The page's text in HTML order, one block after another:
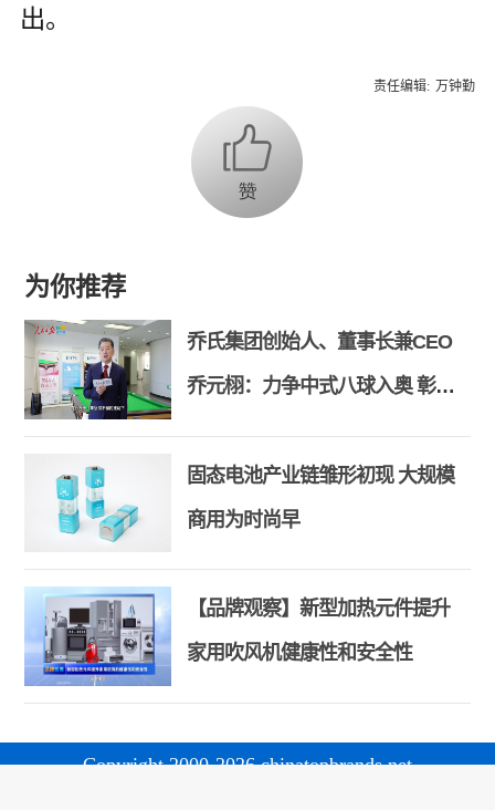
出。
责任编辑: 万钟勤
为你推荐
乔氏集团创始人、董事长兼CEO
乔元栩：力争中式八球入奥 彰显
和合共生精神
固态电池产业链雏形初现 大规模
商用为时尚早
【品牌观察】新型加热元件提升
家用吹风机健康性和安全性
Copyright 2000-2026 chinatopbrands.net